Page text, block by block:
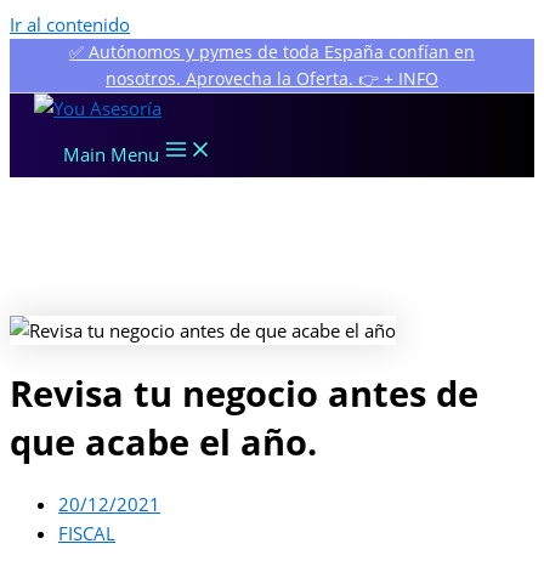
Ir al contenido
✅ Autónomos y pymes de toda España confían en
nosotros. Aprovecha la Oferta. 👉 + INFO
Main Menu
Revisa tu negocio antes de
que acabe el año.
20/12/2021
FISCAL